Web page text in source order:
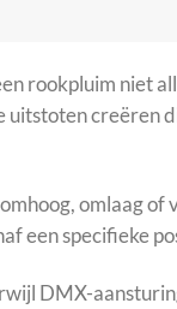
rookpluim niet
creëren
omlaag
een specifieke
DMX-